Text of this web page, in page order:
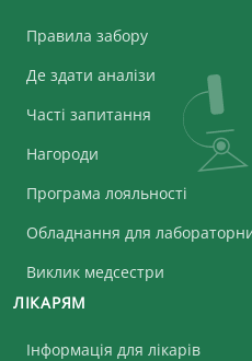
Правила забору
Де здати аналізи
Часті запитання
Нагороди
Програма лояльності
Обладнання для
Виклик медсестри
ЛІКАРЯМ
Інформація для лікарів